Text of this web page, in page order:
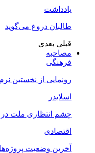
یادداشت
طالبان دروغ می‌گوید
قبلی بعدی
مصاحبه
فرهنگی
رونمایی از نخستین
اسلایدر
چشم انتظاری ملت در معمایی به نام
اقتصادی
آخرین وضعیت